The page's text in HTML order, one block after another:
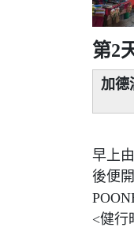
第2
加德
早上
後便
<健行